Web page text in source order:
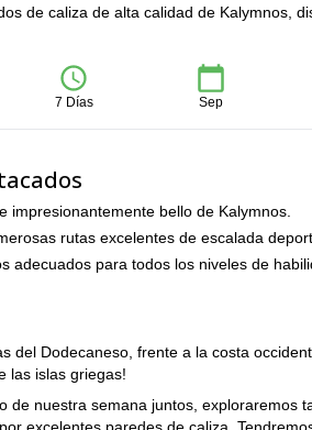
de caliza de alta calidad de Kalymnos,
7 Días Sep
impresionantemente bello de Kalymnos.
rutas excelentes de escalada
adecuados para todos los niveles de
del Dodecaneso, frente a la costa
las islas griegas!
de nuestra semana juntos, exploraremos